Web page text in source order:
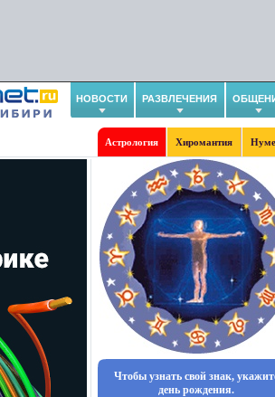
НОВОСТИ РАЗВЛЕЧЕНИЯ
Астрология Хиромантия
Чтобы узнать свой знак,
день рождения.